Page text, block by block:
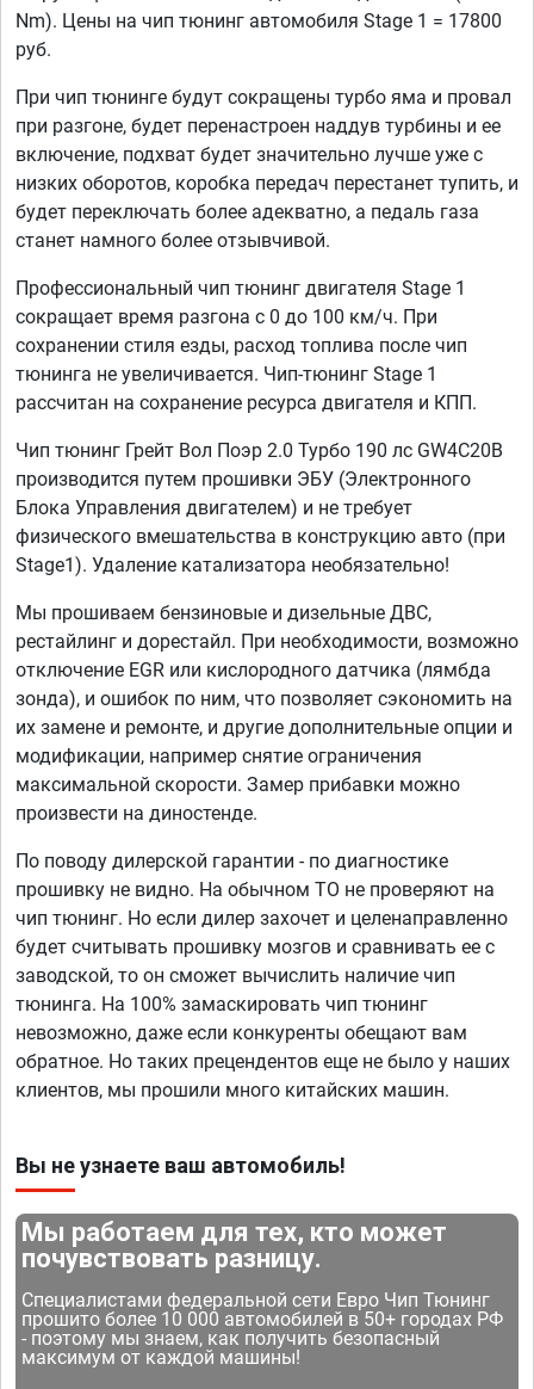
Nm). Цены на чип тюнинг автомобиля Stage 1 = 17800
руб.
При чип тюнинге будут сокращены турбо яма и провал
при разгоне, будет перенастроен наддув турбины и ее
включение, подхват будет значительно лучше уже с
низких оборотов, коробка передач перестанет тупить, и
будет переключать более адекватно, а педаль газа
станет намного более отзывчивой.
Профессиональный чип тюнинг двигателя Stage 1
сокращает время разгона с 0 до 100 км/ч. При
сохранении стиля езды, расход топлива после чип
тюнинга не увеличивается. Чип-тюнинг Stage 1
рассчитан на сохранение ресурса двигателя и КПП.
Чип тюнинг Грейт Вол Поэр 2.0 Турбо 190 лс GW4C20B
производится путем прошивки ЭБУ (Электронного
Блока Управления двигателем) и не требует
физического вмешательства в конструкцию авто (при
Stage1). Удаление катализатора необязательно!
Мы прошиваем бензиновые и дизельные ДВС,
рестайлинг и дорестайл. При необходимости, возможно
отключение EGR или кислородного датчика (лямбда
зонда), и ошибок по ним, что позволяет сэкономить на
их замене и ремонте, и другие дополнительные опции и
модификации, например снятие ограничения
максимальной скорости. Замер прибавки можно
произвести на диностенде.
По поводу дилерской гарантии - по диагностике
прошивку не видно. На обычном ТО не проверяют на
чип тюнинг. Но если дилер захочет и целенаправленно
будет считывать прошивку мозгов и сравнивать ее с
заводской, то он сможет вычислить наличие чип
тюнинга. На 100% замаскировать чип тюнинг
невозможно, даже если конкуренты обещают вам
обратное. Но таких прецендентов еще не было у наших
клиентов, мы прошили много китайских машин.
Вы не узнаете ваш автомобиль!
Мы работаем для тех, кто может
почувствовать разницу.
Специалистами федеральной сети Евро Чип Тюнинг
прошито более 10 000 автомобилей в 50+ городах РФ
- поэтому мы знаем, как получить безопасный
максимум от каждой машины!